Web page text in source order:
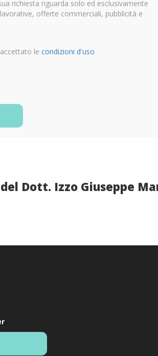
richiesta riguarda solo ed esclusivamente
offerte commerciali, pubblicità e
lecondizioni d'uso
Dott. Izzo Giuseppe